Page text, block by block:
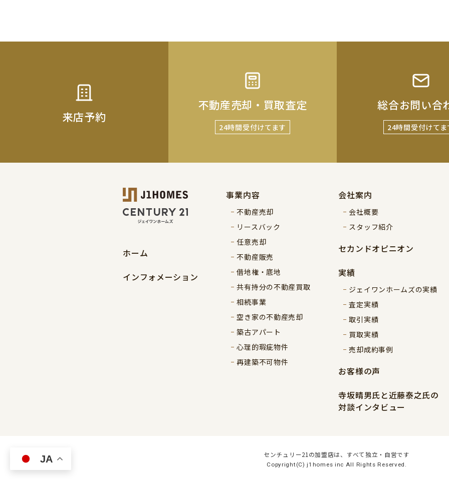
来店予約
不動産売却・買取査定
24時間受付けてます
総合お問い合
24時間受付けてま
ホーム
インフォメーション
事業内容
不動産売却
リースバック
任意売却
不動産販売
借地権・底地
共有持分の不動産買取
相続事業
空き家の不動産売却
築古アパート
心理的瑕疵物件
再建築不可物件
会社案内
会社概要
スタッフ紹介
セカンドオピニオン
実績
ジェイワンホームズの実績
査定実績
取引実績
買取実績
売却成約事例
お客様の声
寺坂晴男氏と近藤泰之氏の
対談インタビュー
センチュリー21の加盟店は、すべて独立・自営です
Copyright(C) j1homes inc All Rights Reserved.
JA